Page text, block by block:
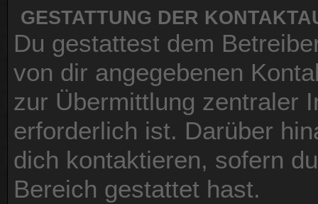
GESTATTUNG DER
Du gestattest dem
von dir angegebenen
zur Übermittlung zentraler
erforderlich ist. Darüber
dich kontaktieren, sofern
Bereich gestattet hast.